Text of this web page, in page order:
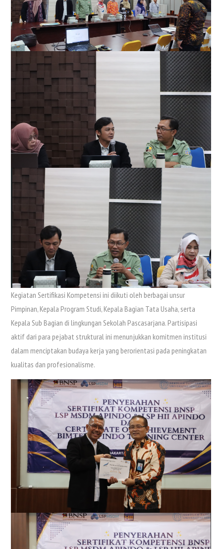
Kegiatan Sertifikasi Kompetensi ini diikuti oleh berbagai unsur
Pimpinan, Kepala Program Studi, Kepala Bagian Tata Usaha, serta
Kepala Sub Bagian di lingkungan Sekolah Pascasarjana. Partisipasi
aktif dari para pejabat struktural ini menunjukkan komitmen institusi
dalam menciptakan budaya kerja yang berorientasi pada peningkatan
kualitas dan profesionalisme.